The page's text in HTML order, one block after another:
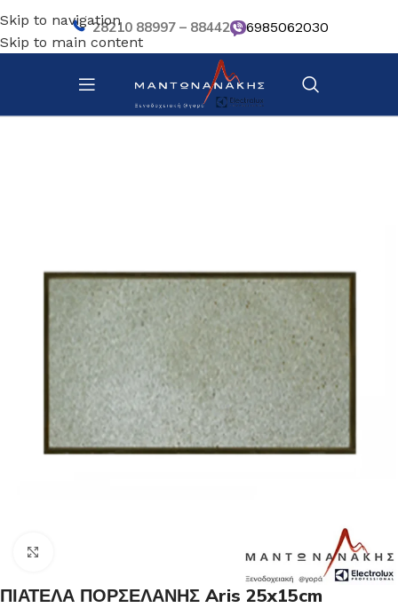
Skip to navigation
Skip to main content
28210 88997 – 88442 6985062030
Αρχική σελίδα/ Επιτραπέζια Είδη/ Πιάτα
ΠΙΑΤΕΛΑ ΠΟΡΣΕΛΑΝΗΣ Aris 25x15cm